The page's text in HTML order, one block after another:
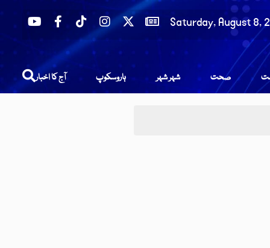
Saturday, August 8,
آج کا اخبار ہاروسکوپ شہر شہر صحت